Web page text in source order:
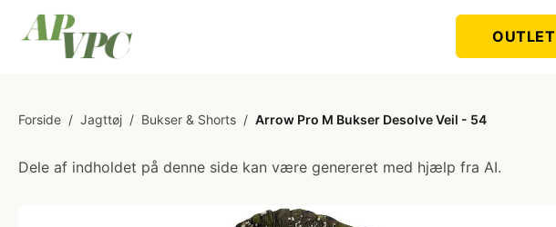
OUTLET
Forside / Jagttøj / Bukser & Shorts / Arrow Pro M Bukser Desolve Veil - 54
Dele af indholdet på denne side kan være genereret med hjælp fra AI.